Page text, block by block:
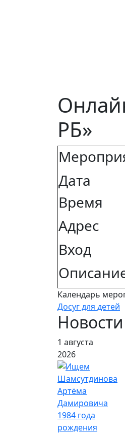
РБ»
Дата
Время
Адрес
Вход
Календарь
Досуг для детей
Новости
1 августа
2026